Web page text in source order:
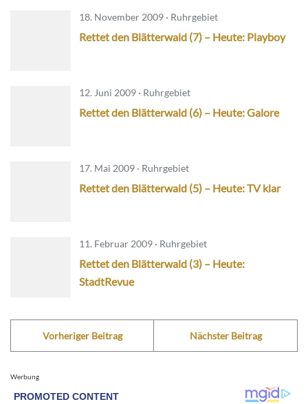
18. November 2009 · Ruhrgebiet
Rettet den Blätterwald (7) – Heute: Playboy
12. Juni 2009 · Ruhrgebiet
Rettet den Blätterwald (6) – Heute: Galore
17. Mai 2009 · Ruhrgebiet
Rettet den Blätterwald (5) – Heute: TV klar
11. Februar 2009 · Ruhrgebiet
Rettet den Blätterwald (3) – Heute:
StadtRevue
Vorheriger Beitrag Nächster Beitrag
Werbung